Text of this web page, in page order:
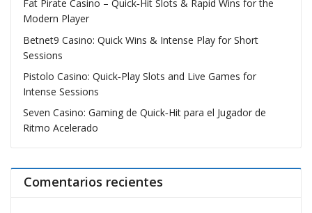
Fat Pirate Casino – Quick‑Hit Slots & Rapid Wins for the
Modern Player
Betnet9 Casino: Quick Wins & Intense Play for Short
Sessions
Pistolo Casino: Quick‑Play Slots and Live Games for
Intense Sessions
Seven Casino: Gaming de Quick‑Hit para el Jugador de
Ritmo Acelerado
Comentarios recientes